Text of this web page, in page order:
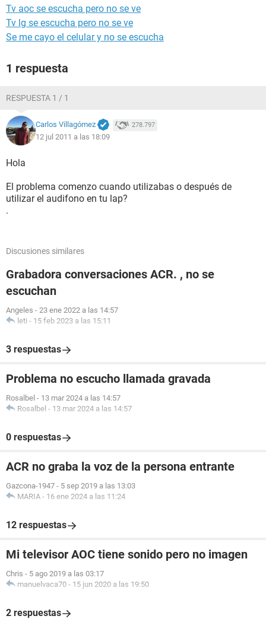
Tv aoc se escucha pero no se ve
Tv lg se escucha pero no se ve
Se me cayo el celular y no se escucha
1 respuesta
RESPUESTA 1 / 1
Carlos Villagómez 278.797
12 jul 2011 a las 18:09
Hola
El problema comenzo cuando utilizabas o después de
utilizar el audifono en tu lap?
.
Discusiones similares
Grabadora conversaciones ACR. , no se
escuchan
Angeles - 23 ene 2022 a las 14:57
leti - 15 feb 2023 a las 15:11
3 respuestas
Problema no escucho llamada gravada
Rosalbel - 13 mar 2024 a las 14:57
Rosalbel - 13 mar 2024 a las 14:57
0 respuestas
ACR no graba la voz de la persona entrante
Gazcona-1947 - 5 sep 2019 a las 13:03
MARIA - 16 ene 2024 a las 11:24
12 respuestas
Mi televisor AOC tiene sonido pero no imagen
Chris - 5 ago 2019 a las 03:17
manuelvaca70 - 15 jun 2020 a las 19:50
2 respuestas